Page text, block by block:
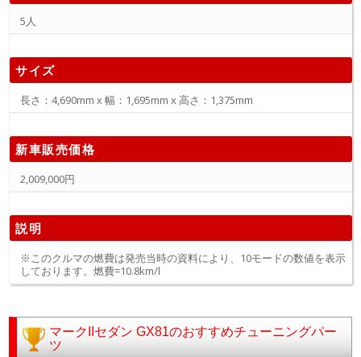
5人
サイズ
長さ：4,690mm x 幅：1,695mm x 高さ：1,375mm
新車販売価格
2,009,000円
説明
※このクルマの燃費は発売当時の資料により、10モードの数値を表示
しております。燃費=10.8km/l
マークIIセダン GX81のおすすめチューニングパー
ツ